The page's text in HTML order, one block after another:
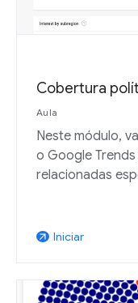
Cobertura
Aula
Neste módulo,
o Google
relacionadas
arrow_outward Iniciar